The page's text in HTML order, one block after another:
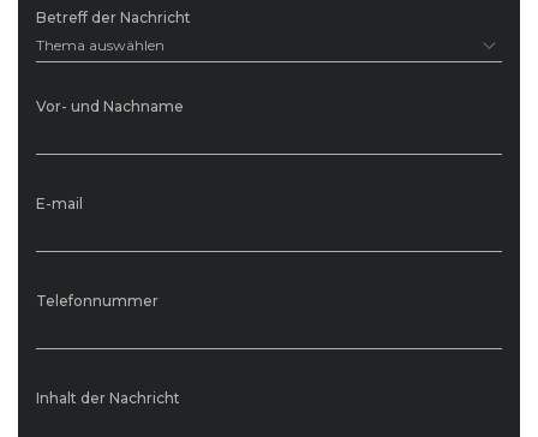
Betreff der Nachricht
Thema auswählen
Vor- und Nachname
E-mail
Telefonnummer
Inhalt der Nachricht